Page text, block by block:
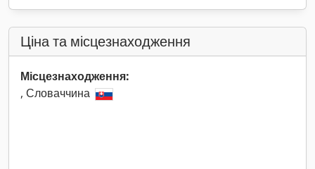
Ціна та місцезнаходження
Місцезнаходження:
, Словаччина